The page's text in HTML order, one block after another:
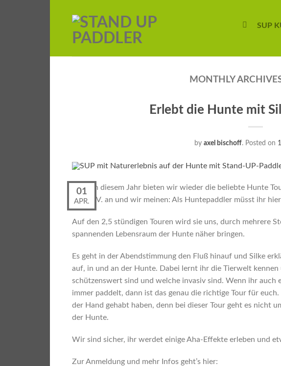
SUP
MONTHLY
Erlebt die Hunte mit
by axel bischoff. Posted on
01
APR.
Auch in diesem Jahr bieten wir wieder die beliebte Hunte
Land e.V. an und wir meinen: Als Huntepaddler müsst ihr
Auf den 2,5 stündigen Touren wird sie uns, durch mehrere
spannenden Lebensraum der Hunte näher bringen.
Es geht in der Abendstimmung den Fluß hinauf und Silke
auf, in und an der Hunte. Dabei lernt ihr die Tierwelt
schützenswert sind und welche invasiv sind. Wenn ihr
immer paddelt, dann ist das genau die richtige Tour für
der Hand gehabt haben, denn bei dieser Tour geht es nicht
der Hunte.
Wir sind sicher, ihr werdet einige Aha-Effekte erleben und
Zur Anmeldung und mehr Infos geht’s hier: